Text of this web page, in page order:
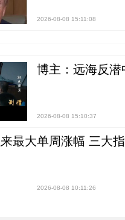
2026-08-08 15:11:08
博主：远海反
2026-08-08 15:10:37
最大单周涨幅 三大
2026-08-08 10:11:26